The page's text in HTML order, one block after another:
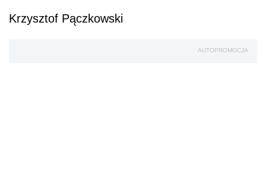
Krzysztof Pączkowski
AUTOPROMOCJA